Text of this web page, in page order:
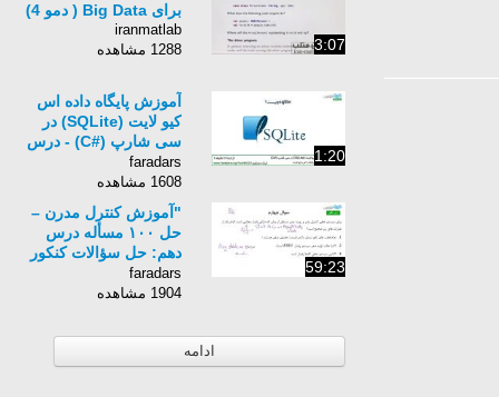
3:07
برای Big Data ( دمو 4)
iranmatlab
1288 مشاهده
1:20
آموزش پایگاه داده اس
کیو لایت (SQLite) در
سی شارپ (#C) - درس
دوم: توضیحات کلی در
رابطه با اس کیولایت
faradars
1608 مشاهده
59:23
"آموزش کنترل مدرن –
حل ۱۰۰ مسأله درس
دهم: حل سؤالات کنکور
دکتری "
faradars
1904 مشاهده
ادامه